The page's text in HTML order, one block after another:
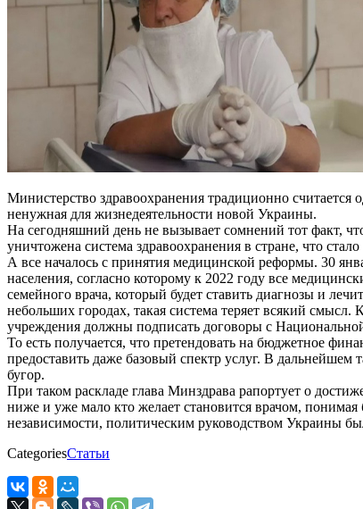
Министерство здравоохранения традиционно
ненужная для жизнедеятельности новой Украины.
На сегодняшний день не вызывает сомнений тот факт,
уничтожена система здравоохранения в стране, что
А все началось с принятия медицинской реформы. 30
населения, согласно которому к 2022 году все
семейного врача, который будет ставить диагнозы и
небольших городах, такая система теряет всякий
учреждения должны подписать договоры с
То есть получается, что претендовать на бюджетное
предоставить даже базовый спектр услуг. В
бугор.
При таком раскладе глава Минздрава рапортует о
ниже и уже мало кто желает становится врачом,
независимости, политическим руководством Украины
CategoriesСтатьи